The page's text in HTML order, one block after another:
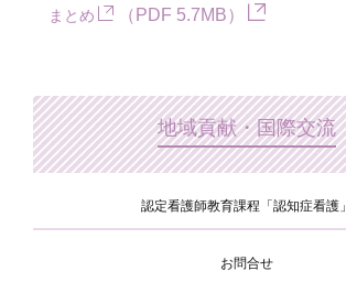
まとめ
（PDF 5.7MB）
地域貢献・国際交流
認定看護師教育課程「認知症看護」
お問合せ